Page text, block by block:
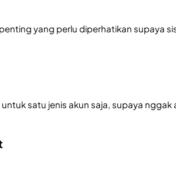
yang perlu diperhatikan supaya
satu jenis akun saja, supaya